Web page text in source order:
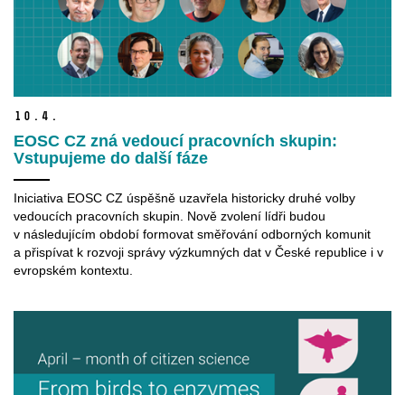
10. 4.
EOSC CZ zná vedoucí pracovních skupin:
Vstupujeme do další fáze
Iniciativa EOSC CZ úspěšně uzavřela historicky druhé volby
vedoucích pracovních skupin. Nově zvolení lídři budou
v následujícím období formovat směřování odborných komunit
a přispívat k rozvoji správy výzkumných dat v České republice i v
evropském kontextu.